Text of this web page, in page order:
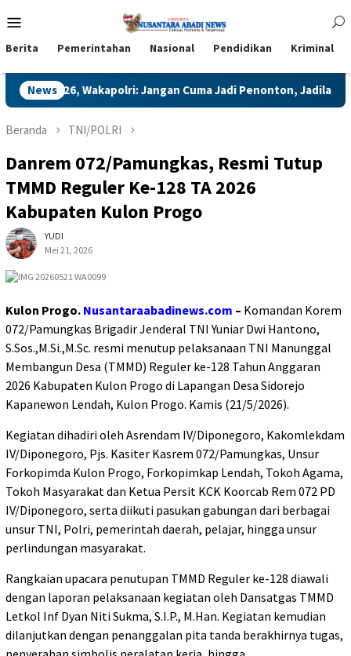
ke
Mobile
Berita Pemerintahan Nasional Pendidikan Kriminal
News Jangan Cuma Jadi Penonton, Jadilah Talenta Digital
Beranda TNI/POLRI
Danrem 072/Pamungkas, Resmi Tutup
TMMD Reguler Ke-128 TA 2026
Kabupaten Kulon Progo
YUDI
Mei 21, 2026
Kulon Progo. Nusantaraabadinews.com – Komandan Korem
072/Pamungkas Brigadir Jenderal TNI Yuniar Dwi Hantono,
S.Sos.,M.Si.,M.Sc. resmi menutup pelaksanaan TNI Manunggal
Membangun Desa (TMMD) Reguler ke-128 Tahun Anggaran
2026 Kabupaten Kulon Progo di Lapangan Desa Sidorejo
Kapanewon Lendah, Kulon Progo. Kamis (21/5/2026).
Kegiatan dihadiri oleh Asrendam IV/Diponegoro, Kakomlekdam
IV/Diponegoro, Pjs. Kasiter Kasrem 072/Pamungkas, Unsur
Forkopimda Kulon Progo, Forkopimkap Lendah, Tokoh Agama,
Tokoh Masyarakat dan Ketua Persit KCK Koorcab Rem 072 PD
IV/Diponegoro, serta diikuti pasukan gabungan dari berbagai
unsur TNI, Polri, pemerintah daerah, pelajar, hingga unsur
perlindungan masyarakat.
Rangkaian upacara penutupan TMMD Reguler ke-128 diawali
dengan laporan pelaksanaan kegiatan oleh Dansatgas TMMD
Letkol Inf Dyan Niti Sukma, S.I.P., M.Han. Kegiatan kemudian
dilanjutkan dengan penanggalan pita tanda berakhirnya tugas,